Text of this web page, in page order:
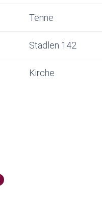
Tenne
Stadlen 142
Kirche